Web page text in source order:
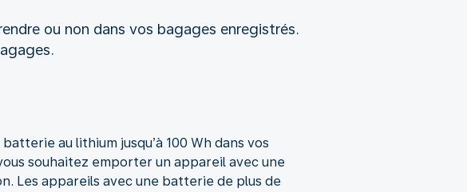
ou non dans vos bagages enregistrés.
au lithium jusqu’à 100 Wh dans vos
souhaitez emporter un appareil avec une
Les appareils avec une batterie de plus de